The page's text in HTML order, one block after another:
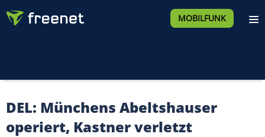
MOBILFUNK
DEL: Münchens Abeltshauser
operiert, Kastner verletzt